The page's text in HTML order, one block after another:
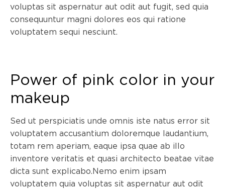
voluptas sit aspernatur aut odit aut fugit, sed quia
consequuntur magni dolores eos qui ratione
voluptatem sequi nesciunt.
Power of pink color in your
makeup
Sed ut perspiciatis unde omnis iste natus error sit
voluptatem accusantium doloremque laudantium,
totam rem aperiam, eaque ipsa quae ab illo
inventore veritatis et quasi architecto beatae vitae
dicta sunt explicabo.Nemo enim ipsam
voluptatem quia voluptas sit aspernatur aut odit